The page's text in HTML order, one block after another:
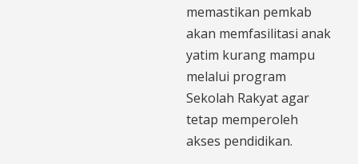
memastikan pemkab
akan memfasilitasi anak
yatim kurang mampu
melalui program
Sekolah Rakyat agar
tetap memperoleh
akses pendidikan.